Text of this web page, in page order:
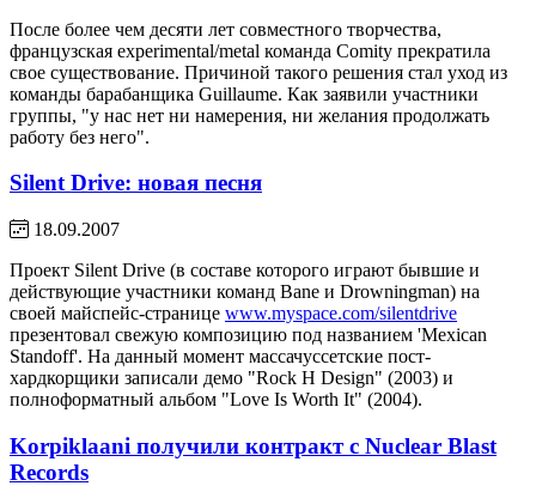
После более чем десяти лет совместного творчества,
французская experimental/metal команда Comity прекратила
свое существование. Причиной такого решения стал уход из
команды барабанщика Guillaume. Как заявили участники
группы, "у нас нет ни намерения, ни желания продолжать
работу без него".
Silent Drive: новая песня
18.09.2007
Проект Silent Drive (в составе которого играют бывшие и
действующие участники команд Bane и Drowningman) на
своей майспейс-странице www.myspace.com/silentdrive
презентовал свежую композицию под названием 'Mexican
Standoff'. На данный момент массачуссетские пост-
хардкорщики записали демо "Rock H Design" (2003) и
полноформатный альбом "Love Is Worth It" (2004).
Korpiklaani получили контракт с Nuclear Blast
Records